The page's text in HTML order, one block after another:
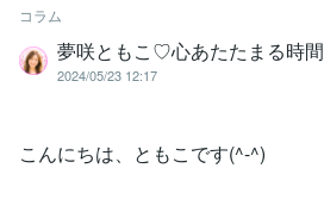
コラム
夢咲ともこ♡心あたたまる時間
2024/05/23 12:17
こんにちは、ともこです(^-^)